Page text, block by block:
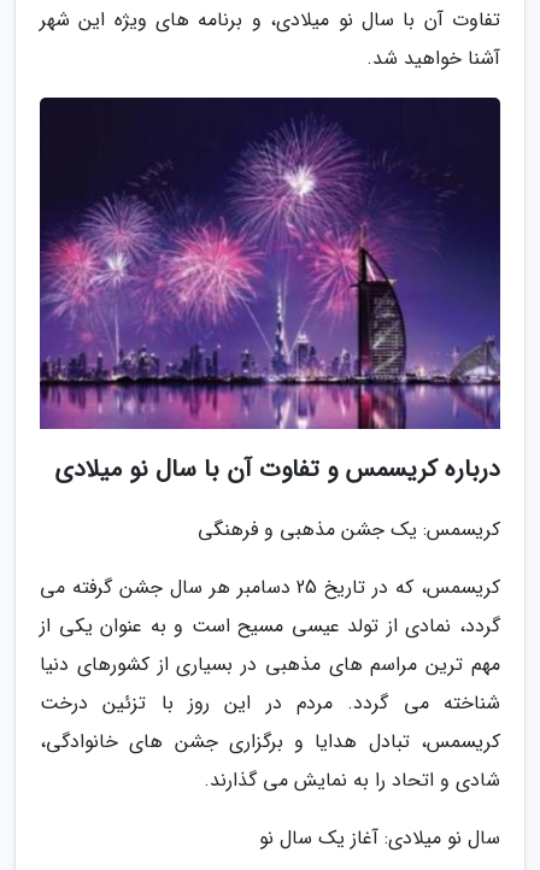
تفاوت آن با سال نو میلادی، و برنامه های ویژه این شهر
آشنا خواهید شد.
درباره کریسمس و تفاوت آن با سال نو میلادی
کریسمس: یک جشن مذهبی و فرهنگی
کریسمس، که در تاریخ 25 دسامبر هر سال جشن گرفته می
گردد، نمادی از تولد عیسی مسیح است و به عنوان یکی از
مهم ترین مراسم های مذهبی در بسیاری از کشورهای دنیا
شناخته می گردد. مردم در این روز با تزئین درخت
کریسمس، تبادل هدایا و برگزاری جشن های خانوادگی،
شادی و اتحاد را به نمایش می گذارند.
سال نو میلادی: آغاز یک سال نو